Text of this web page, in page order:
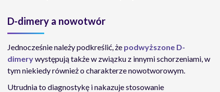
D-dimery a nowotwór
Jednocześnie należy podkreślić, że podwyższone D-
dimerywystępują także w związku z innymi schorzeniami, w
tym niekiedy również o charakterze nowotworowym.
Utrudnia to diagnostykę i nakazuje stosowanie